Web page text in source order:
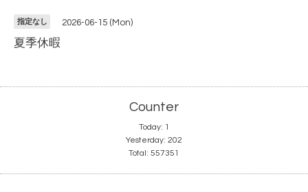
指定なし 2026-06-15 (Mon)
夏季休暇
Counter
Today: 1
Yesterday: 202
Total: 557351